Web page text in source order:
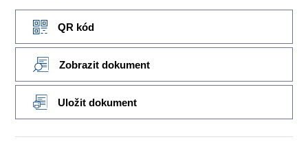
QR kód
Zobrazit dokument
Uložit dokument